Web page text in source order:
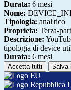
Durata: 6 mesi
Nome:
Tipologia: analitico
Proprieta: Terza-
Descrizione:
tipologia di device
Durata: 6 mesi
Accetta tutti Salva